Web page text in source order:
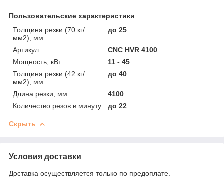
Пользовательские характеристики
Толщина резки (70 кг/
мм2), мм
до 25
Артикул
CNC HVR 4100
Мощность, кВт
11 - 45
Толщина резки (42 кг/
мм2), мм
до 40
Длина резки, мм
4100
Количество резов в минуту
до 22
Скрыть
Условия доставки
Доставка осуществляется только по предоплате.